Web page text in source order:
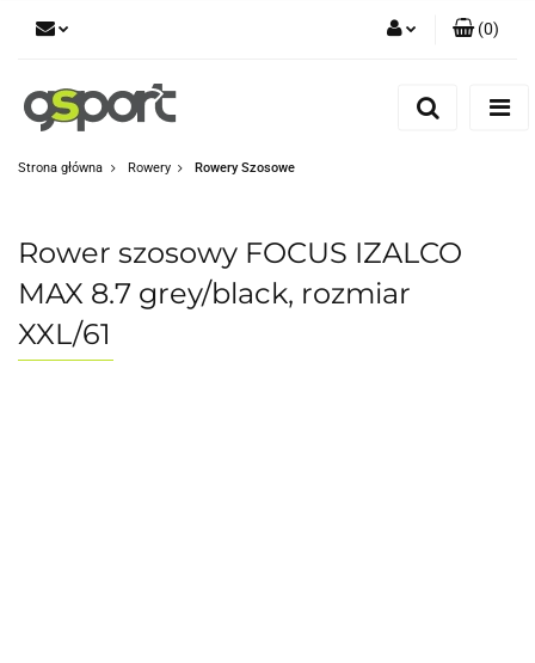
Dodaj zgłoszenie
(0)
Strona główna Rowery Rowery Szosowe
Rower szosowy FOCUS IZALCO
MAX 8.7 grey/black, rozmiar
XXL/61